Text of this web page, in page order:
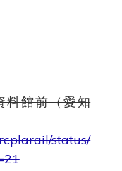
料館前（愛知
status/